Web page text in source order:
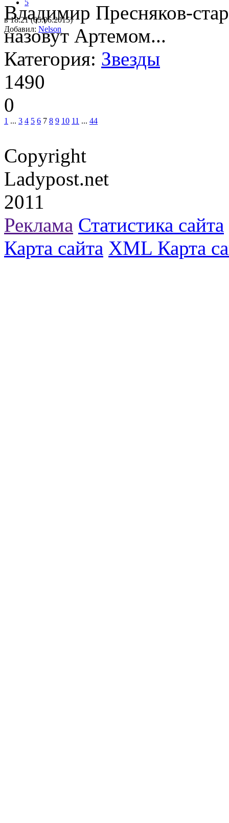
5
в 18:21 (05.06.2015)
Добавил: Nelson
Владимир Пресняков-
назовут Артемом...
Категория: Звезды
1490
0
1 ... 3 4 5 6 7 8 9 10 11 ... 44
Copyright
Ladypost.net
2011
Реклама Статистика сайта
Карта сайта XML Карта